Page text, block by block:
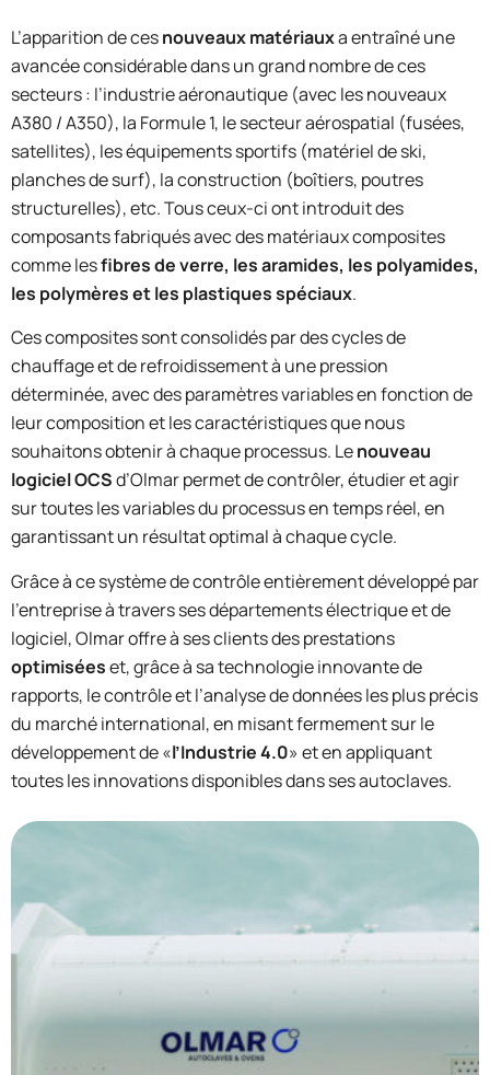
L’apparition de cesnouveaux matériauxa entraîné une
avancée considérable dans un grand nombre de ces
secteurs : l’industrie aéronautique (avec les nouveaux
A380 / A350), la Formule 1, le secteur aérospatial (fusées,
satellites), les équipements sportifs (matériel de ski,
planches de surf), la construction (boîtiers, poutres
structurelles), etc. Tous ceux-ci ont introduit des
composants fabriqués avec des matériaux composites
comme lesfibres de verre, les aramides, les polyamides,
les polymères et les plastiques spéciaux.
Ces composites sont consolidés par des cycles de
chauffage et de refroidissement à une pression
déterminée, avec des paramètres variables en fonction de
leur composition et les caractéristiques que nous
souhaitons obtenir à chaque processus. Lenouveau
logiciel OCSd’Olmar permet de contrôler, étudier et agir
sur toutes les variables du processus en temps réel, en
garantissant un résultat optimal à chaque cycle.
Grâce à ce système de contrôle entièrement développé par
l’entreprise à travers ses départements électrique et de
logiciel, Olmar offre à ses clients des prestations
optimiséeset, grâce à sa technologie innovante de
rapports, le contrôle et l’analyse de données les plus précis
du marché international, en misant fermement sur le
développement de «l’Industrie 4.0» et en appliquant
toutes les innovations disponibles dans ses autoclaves.